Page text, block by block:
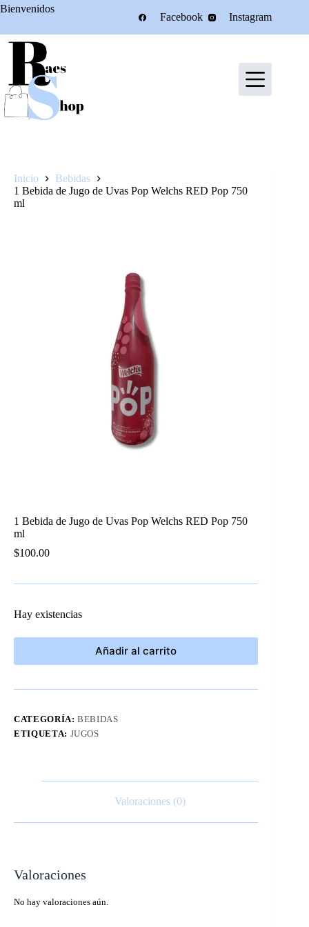
Saltar
Bienvenidos
Facebook Instagram
Inicio
Bebidas
1 Bebida de Jugo de Uvas Pop Welchs RED Pop 750
ml
1 Bebida de Jugo de Uvas Pop Welchs RED Pop 750
ml
$100.00
Hay existencias
Añadir al carrito
CATEGORÍA:BEBIDAS
ETIQUETA: JUGOS
Valoraciones (0)
Valoraciones
No hay valoraciones aún.